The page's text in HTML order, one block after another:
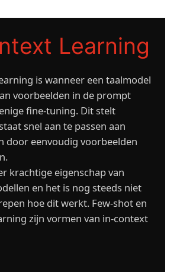
Learning
is wanneer een taalmodel
voorbeelden in de prompt
fine-tuning. Dit stelt
snel aan te passen aan
door eenvoudig voorbeelden
krachtige eigenschap van
en het is nog steeds niet
hoe dit werkt. Few-shot en
zijn vormen van in-context